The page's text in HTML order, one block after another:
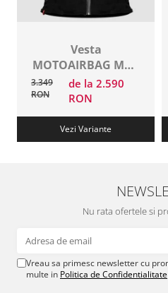
Vesta
MOTOAIRBAG MAB
V3 Black
3.349
RON
de la 2.590
RON
Vezi Variante
Nu rata ofertele si
Vreau sa primesc newsletter cu
multe in Politica de Confidentialitate